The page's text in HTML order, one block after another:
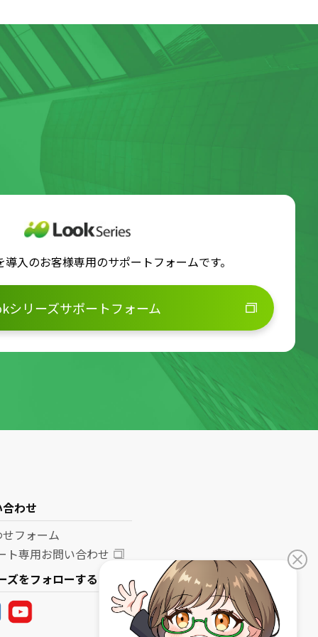
入のお客様専用のサポートフォームです。
シリーズサポートフォーム
わせ
フォーム
ト専用お問い合わせ
ズをフォローする